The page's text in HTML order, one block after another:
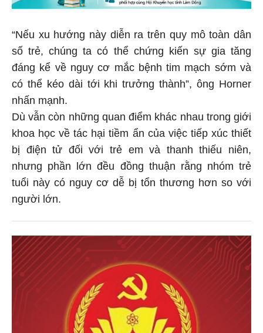
“Nếu xu hướng này diễn ra trên quy mô toàn dân
số trẻ, chúng ta có thể chứng kiến sự gia tăng
đáng kể về nguy cơ mắc bệnh tim mạch sớm và
có thể kéo dài tới khi trưởng thành”, ông Horner
nhấn mạnh.
Dù vẫn còn những quan điểm khác nhau trong giới
khoa học về tác hại tiềm ẩn của việc tiếp xúc thiết
bị điện tử đối với trẻ em và thanh thiếu niên,
nhưng phần lớn đều đồng thuận rằng nhóm trẻ
tuổi này có nguy cơ dễ bị tổn thương hơn so với
người lớn.